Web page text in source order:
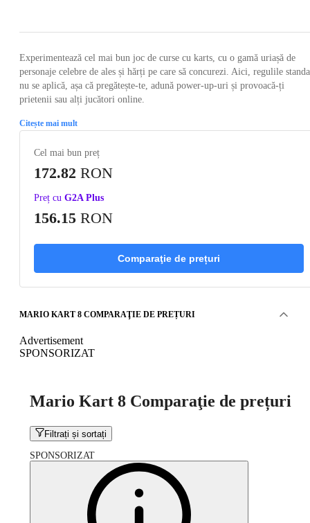
Experimentează cel mai bun joc de curse cu karts, cu o gamă uriașă de
personaje celebre de ales și hărți pe care să concurezi. Aici, regulile
nu se aplică, așa că pregătește-te, adună power-up-uri și provoacă-ți
prietenii sau alți jucători online.
Citește mai mult
Cel mai bun preț
172.82 RON
Preț cu G2A Plus
156.15 RON
Comparaţie de prețuri
MARIO KART 8 COMPARAŢIE DE PREȚURI
Advertisement
SPONSORIZAT
Mario Kart 8 Comparaţie de prețuri
Filtrați și sortați
SPONSORIZAT